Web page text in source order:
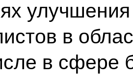
улучшения
в
в сфере